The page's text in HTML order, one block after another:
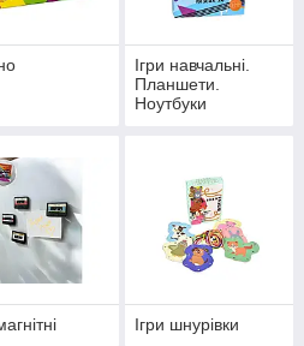
Ігри навчальні.
Планшети.
Ноутбуки
Ігри шнурівки